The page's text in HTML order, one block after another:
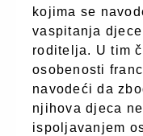
kojima se
vaspitanja
roditelja. U tim
osobenosti
navodeći da
njihova djeca
ispoljavanjem